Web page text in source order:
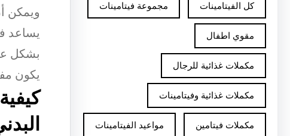
كل الفيتامينات مجموعة فيتامينات
مقوي اطفال
مكملات غذائية للرجال
مكملات غذائية وفيتامينات
مكملات فيتامين مواعيد الفيتامينات
ويمكن
يساعد
بشكل
يكون